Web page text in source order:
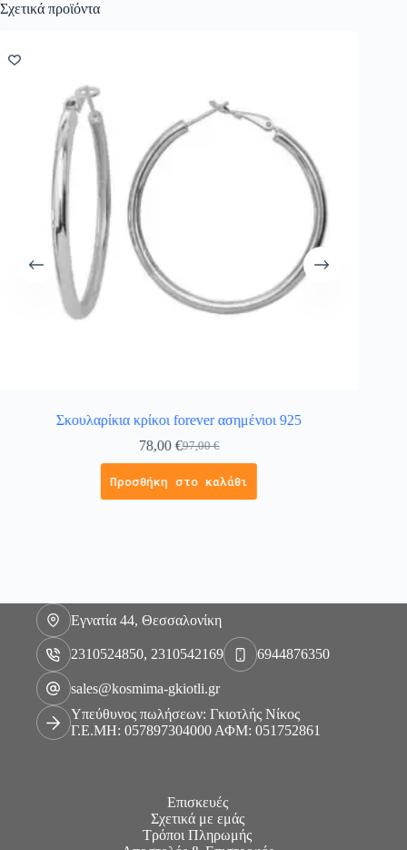
Σχετικά προϊόντα
Σκουλαρίκια κρίκοι forever ασημένιοι 925
97,00€
78,00 €
Προσθήκη στο καλάθι
Εγνατία 44, Θεσσαλονίκη
2310524850, 2310542169 6944876350
sales@kosmima-gkiotli.gr
Υπεύθυνος πωλήσεων: Γκιοτλής Νίκος
Γ.Ε.ΜΗ: 057897304000 ΑΦΜ: 051752861
Επισκευές
Σχετικά με εμάς
Τρόποι Πληρωμής